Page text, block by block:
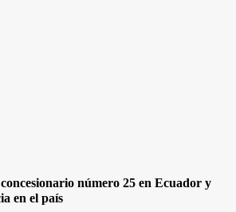
número 25 en Ecuador y
en el país